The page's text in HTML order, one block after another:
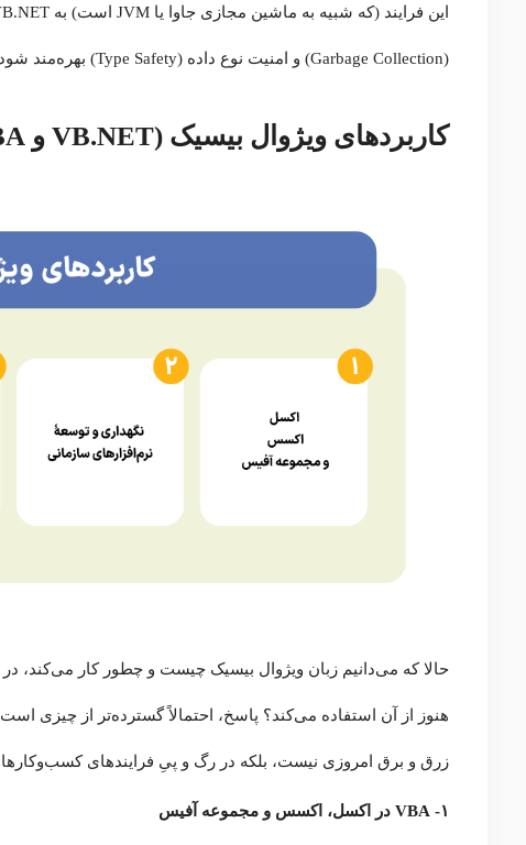
(Garbage Collection) و امنیت نوع داده (Type Safety) بهره‌مند شود.
کاربردهای ویژوال بیسیک (VB.NET و VBA)
حالا که می‌دانیم زبان ویژوال بیسیک چیست و چطور کار می‌کند،
زرق و برق امروزی نیست، بلکه در رگ و پیِ فرایندهای
۱- VBA در اکسل، اکسس و مجموعه آفیس